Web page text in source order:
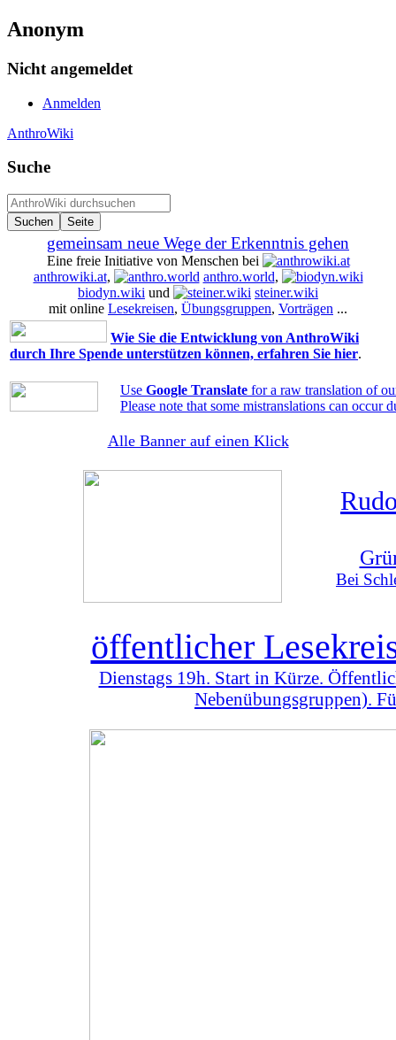
Anonym
Nicht angemeldet
Anmelden
AnthroWiki
Suche
gemeinsam neue Wege der Erkenntnis gehen
Eine freie Initiative von Menschen bei
anthrowiki.at, anthro.world,
biodyn.wiki und
steiner.wiki
mit online Lesekreisen, Übungsgruppen, Vorträgen ...
Wie Sie die Entwicklung von AnthroWiki
durch Ihre Spende unterstützen können, erfahren Sie hier.
Use Google Translate for a raw translation of
Please note that some mistranslations can occur
Alle Banner auf einen Klick
Bei
öffentlicher
Dienstags 19h. Start in Kürze.
Nebenübungsgruppen).